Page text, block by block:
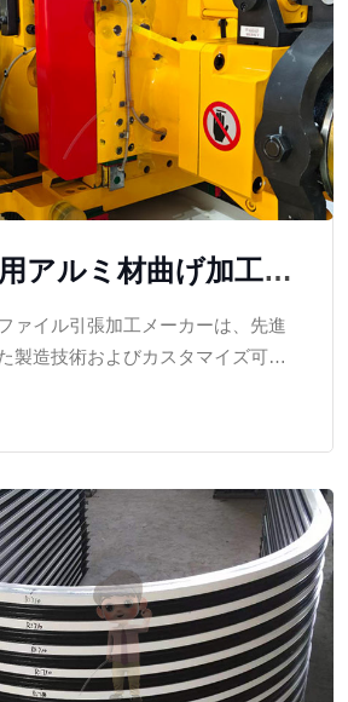
アルミ材曲げ加工メ
業種のカスタムニー
す。
ァイル引張加工メーカーは、先進
製造技術およびカスタマイズ可能
ル加工ソリューションを提供して